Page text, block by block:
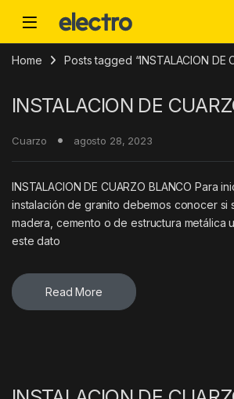
Home Posts tagged “INSTALACION DE
INSTALACION DE
Cuarzo agosto 28, 2023
INSTALACION DE CUARZO BLANCO Para
instalación de granito debemos conocer si
madera, cemento o de estructura metálica
este dato
Read More